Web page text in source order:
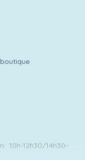
10h-12h30/14h30-